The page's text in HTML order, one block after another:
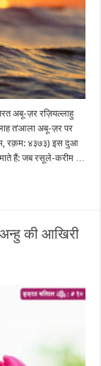
अबू-ज़र रज़ियल्लाहु
रक़म: ४३७३) इस दुआ
हैं: जब रसूले-करीम …
की आखिरी